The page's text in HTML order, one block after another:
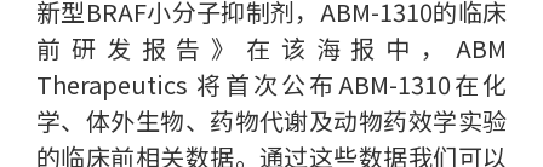
新型BRAF小分子抑制剂，ABM-1310的临床
前研发报告》在该海报中，ABM
Therapeutics 将首次公布ABM-1310在化
学、体外生物、药物代谢及动物药效学实验
的临床前相关数据。通过这些数据我们可以